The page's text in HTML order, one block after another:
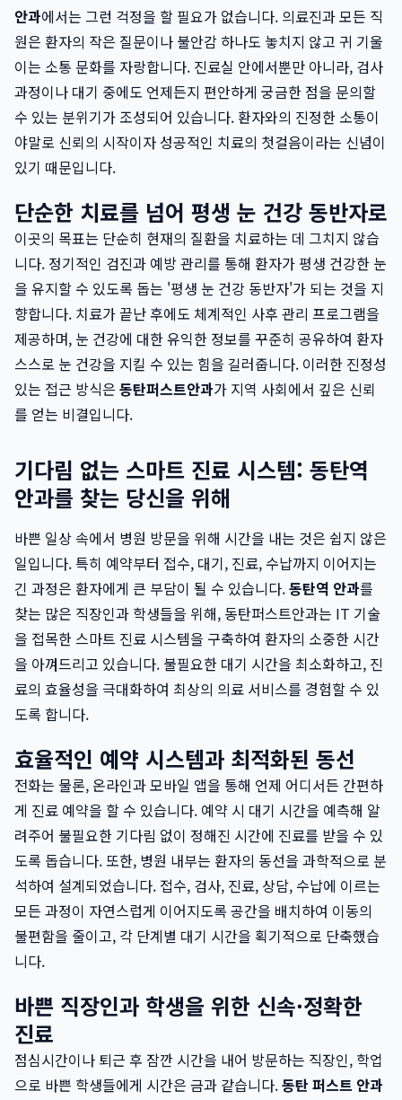
안과에서는 그런 걱정을 할 필요가 없습니다. 의료진과 모든 직
원은 환자의 작은 질문이나 불안감 하나도 놓치지 않고 귀 기울
이는 소통 문화를 자랑합니다. 진료실 안에서뿐만 아니라, 검사
과정이나 대기 중에도 언제든지 편안하게 궁금한 점을 문의할
수 있는 분위기가 조성되어 있습니다. 환자와의 진정한 소통이
야말로 신뢰의 시작이자 성공적인 치료의 첫걸음이라는 신념이
있기 때문입니다.
단순한 치료를 넘어 평생 눈 건강 동반자로
이곳의 목표는 단순히 현재의 질환을 치료하는 데 그치지 않습
니다. 정기적인 검진과 예방 관리를 통해 환자가 평생 건강한 눈
을 유지할 수 있도록 돕는 '평생 눈 건강 동반자'가 되는 것을 지
향합니다. 치료가 끝난 후에도 체계적인 사후 관리 프로그램을
제공하며, 눈 건강에 대한 유익한 정보를 꾸준히 공유하여 환자
스스로 눈 건강을 지킬 수 있는 힘을 길러줍니다. 이러한 진정성
있는 접근 방식은 동탄퍼스트안과가 지역 사회에서 깊은 신뢰
를 얻는 비결입니다.
기다림 없는 스마트 진료 시스템: 동탄역
안과를 찾는 당신을 위해
바쁜 일상 속에서 병원 방문을 위해 시간을 내는 것은 쉽지 않은
일입니다. 특히 예약부터 접수, 대기, 진료, 수납까지 이어지는
긴 과정은 환자에게 큰 부담이 될 수 있습니다.동탄역 안과를
찾는 많은 직장인과 학생들을 위해, 동탄퍼스트안과는 IT 기술
을 접목한 스마트 진료 시스템을 구축하여 환자의 소중한 시간
을 아껴드리고 있습니다. 불필요한 대기 시간을 최소화하고, 진
료의 효율성을 극대화하여 최상의 의료 서비스를 경험할 수 있
도록 합니다.
효율적인 예약 시스템과 최적화된 동선
전화는 물론, 온라인과 모바일 앱을 통해 언제 어디서든 간편하
게 진료 예약을 할 수 있습니다. 예약 시 대기 시간을 예측해 알
려주어 불필요한 기다림 없이 정해진 시간에 진료를 받을 수 있
도록 돕습니다. 또한, 병원 내부는 환자의 동선을 과학적으로 분
석하여 설계되었습니다. 접수, 검사, 진료, 상담, 수납에 이르는
모든 과정이 자연스럽게 이어지도록 공간을 배치하여 이동의
불편함을 줄이고, 각 단계별 대기 시간을 획기적으로 단축했습
니다.
바쁜 직장인과 학생을 위한 신속·정확한
진료
점심시간이나 퇴근 후 잠깐 시간을 내어 방문하는 직장인, 학업
으로 바쁜 학생들에게 시간은 금과 같습니다.동탄 퍼스트 안과